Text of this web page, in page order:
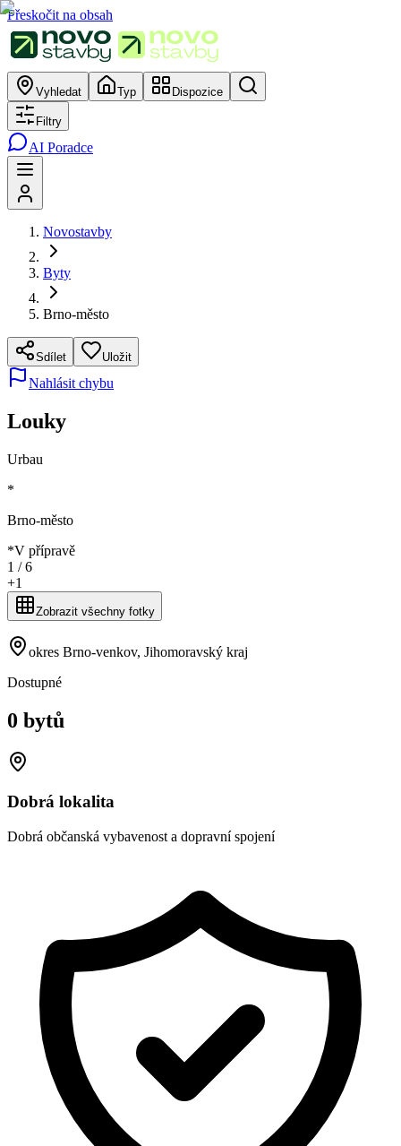
Přeskočit na obsah
Vyhledat Typ Dispozice
Filtry
AI Poradce
Novostavby
Byty
Brno-město
Sdílet Uložit
Nahlásit chybu
Louky
Urbau
*
Brno-město
*V přípravě
1 /6
+1
Zobrazit všechny fotky
okres Brno-venkov, Jihomoravský kraj
Dostupné
0 bytů
Dobrá lokalita
Dobrá občanská vybavenost a dopravní spojení